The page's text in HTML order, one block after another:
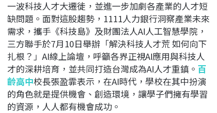
o
o
k
d
s
d
I
n
i
n
k
一波科技人才大遷徙，並進一步加劇各產業的人才短
缺問題。面對這股趨勢，1111人力銀行洞察產業未來
需求，攜手《科技島》及財團法人AI人工智慧學院，
三方聯手於7月10日舉辦「解決科技人才荒 如何向下
扎根？」AI線上論壇，呼籲各界正視AI應用與科技人
才的深耕培育，並共同打造台灣成為AI人才重鎮。 百
齡高中校長張盈霏表示，在AI時代，學校在其中扮演
的角色就是提供機會、創造環境，讓學子們擁有學習
的資源，人人都有機會成功。